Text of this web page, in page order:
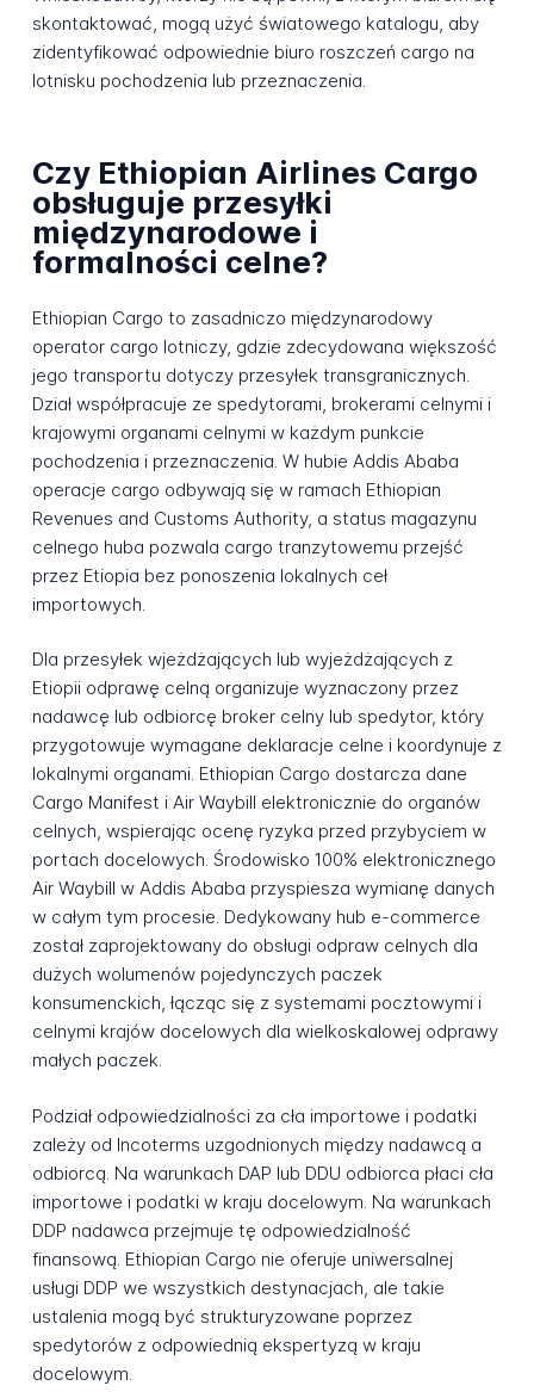
skontaktować, mogą użyć światowego katalogu, aby
zidentyfikować odpowiednie biuro roszczeń cargo na
lotnisku pochodzenia lub przeznaczenia.
Czy Ethiopian Airlines Cargo
obsługuje przesyłki
międzynarodowe i
formalności celne?
Ethiopian Cargo to zasadniczo międzynarodowy
operator cargo lotniczy, gdzie zdecydowana większość
jego transportu dotyczy przesyłek transgranicznych.
Dział współpracuje ze spedytorami, brokerami celnymi i
krajowymi organami celnymi w każdym punkcie
pochodzenia i przeznaczenia. W hubie Addis Ababa
operacje cargo odbywają się w ramach Ethiopian
Revenues and Customs Authority, a status magazynu
celnego huba pozwala cargo tranzytowemu przejść
przez Etiopia bez ponoszenia lokalnych ceł
importowych.
Dla przesyłek wjeżdżających lub wyjeżdżających z
Etiopii odprawę celną organizuje wyznaczony przez
nadawcę lub odbiorcę broker celny lub spedytor, który
przygotowuje wymagane deklaracje celne i koordynuje z
lokalnymi organami. Ethiopian Cargo dostarcza dane
Cargo Manifest i Air Waybill elektronicznie do organów
celnych, wspierając ocenę ryzyka przed przybyciem w
portach docelowych. Środowisko 100% elektronicznego
Air Waybill w Addis Ababa przyspiesza wymianę danych
w całym tym procesie. Dedykowany hub e-commerce
został zaprojektowany do obsługi odpraw celnych dla
dużych wolumenów pojedynczych paczek
konsumenckich, łącząc się z systemami pocztowymi i
celnymi krajów docelowych dla wielkoskalowej odprawy
małych paczek.
Podział odpowiedzialności za cła importowe i podatki
zależy od Incoterms uzgodnionych między nadawcą a
odbiorcą. Na warunkach DAP lub DDU odbiorca płaci cła
importowe i podatki w kraju docelowym. Na warunkach
DDP nadawca przejmuje tę odpowiedzialność
finansową. Ethiopian Cargo nie oferuje uniwersalnej
usługi DDP we wszystkich destynacjach, ale takie
ustalenia mogą być strukturyzowane poprzez
spedytorów z odpowiednią ekspertyzą w kraju
docelowym.